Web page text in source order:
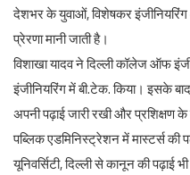
देशभर के युवाओं, विशेषकर
प्रेरणा मानी जाती है।
विशाखा यादव ने दिल्ली कॉलेज ऑफ
इंजीनियरिंग में बी.टेक. किया। इसके
अपनी पढ़ाई जारी रखी और प्रशिक्षण
पब्लिक एडमिनिस्ट्रेशन में मास्टर्स की
यूनिवर्सिटी, दिल्ली से कानून की पढ़ाई